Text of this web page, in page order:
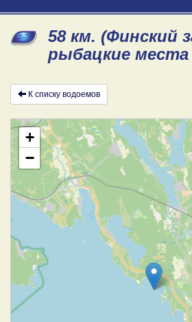
58 км. (Финский
рыбацкие места
К списку водоемов
+
−